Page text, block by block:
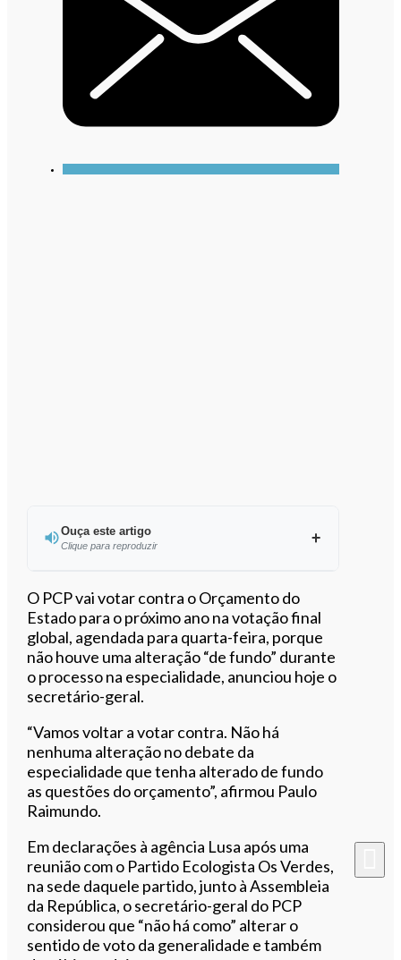
Ouça este artigo
Clique para reproduzir
Ouvir este artigo
O PCP vai votar contra o Orçamento do
Estado para o próximo ano na votação final
global, agendada para quarta-feira, porque
não houve uma alteração “de fundo” durante
o processo na especialidade, anunciou hoje o
secretário-geral.
“Vamos voltar a votar contra. Não há
nenhuma alteração no debate da
especialidade que tenha alterado de fundo
as questões do orçamento”, afirmou Paulo
Raimundo.
Em declarações à agência Lusa após uma
reunião com o Partido Ecologista Os Verdes,
na sede daquele partido, junto à Assembleia
da República, o secretário-geral do PCP
considerou que “não há como” alterar o
sentido de voto da generalidade e também